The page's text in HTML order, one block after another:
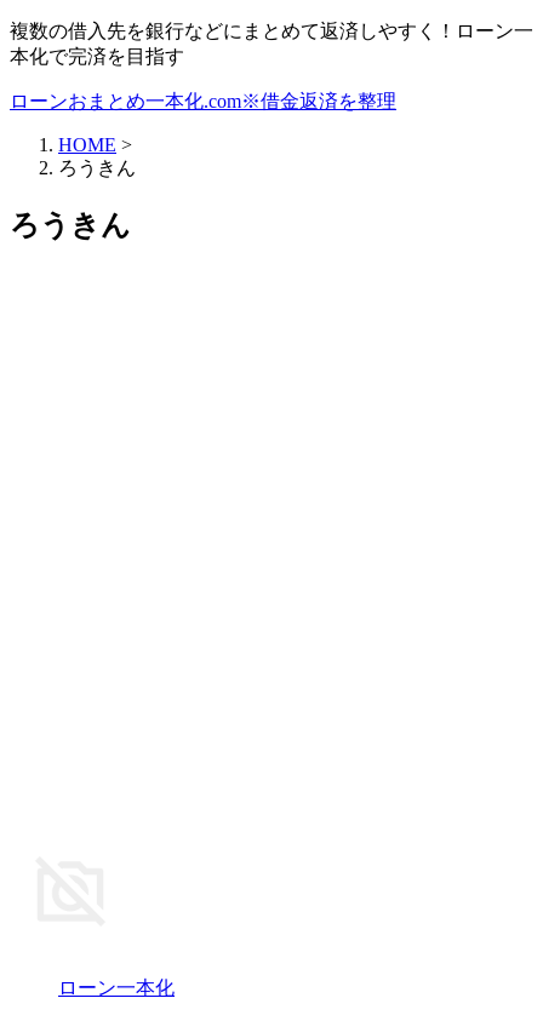
複数の借入先を銀行などにまとめて返済しやすく！ローン一
本化で完済を目指す
ローンおまとめ一本化.com※借金返済を整理
HOME >
ろうきん
ろうきん
ローン一本化